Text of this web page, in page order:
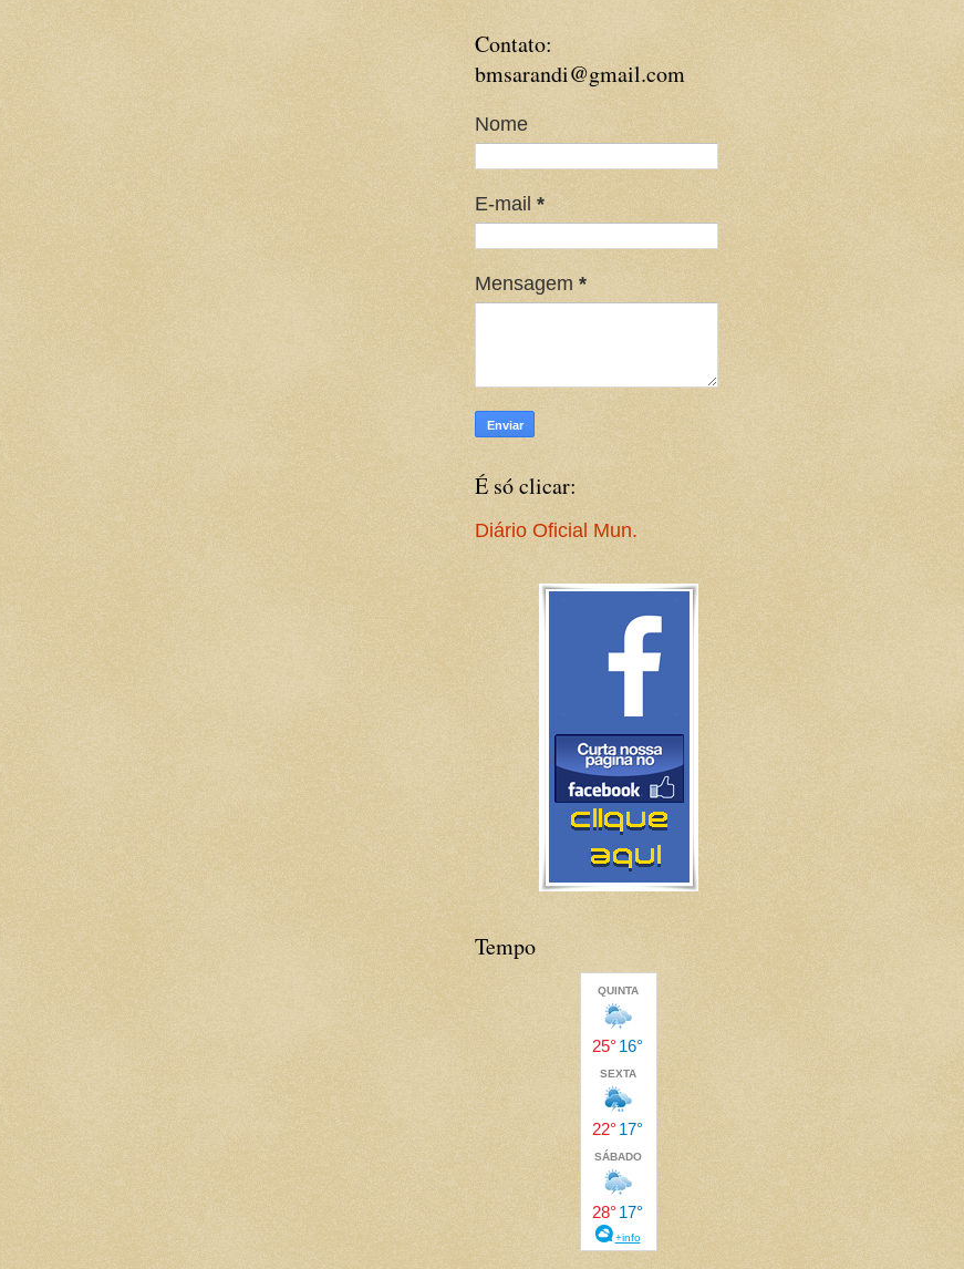
Contato:
bmsarandi@gmail.com
Nome
E-mail *
Mensagem *
É só clicar:
Diário Oficial Mun.
Tempo